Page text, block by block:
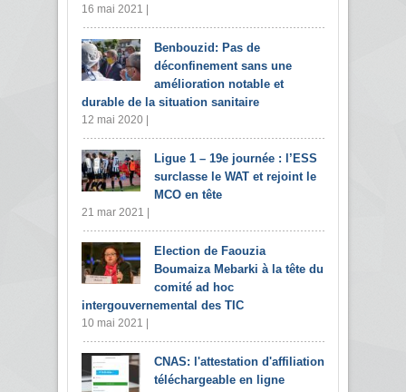
16 mai 2021 |
Benbouzid: Pas de
déconfinement sans une
amélioration notable et
durable de la situation sanitaire
12 mai 2020 |
Ligue 1 – 19e journée : l’ESS
surclasse le WAT et rejoint le
MCO en tête
21 mar 2021 |
Election de Faouzia
Boumaiza Mebarki à la tête du
comité ad hoc
intergouvernemental des TIC
10 mai 2021 |
CNAS: l'attestation d'affiliation
téléchargeable en ligne